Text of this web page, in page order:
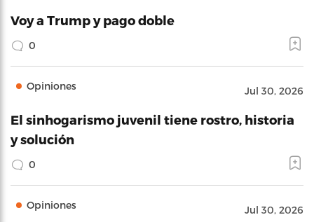
Voy a Trump y pago doble
0
Opiniones Jul 30, 2026
El sinhogarismo juvenil tiene rostro, historia
y solución
0
Opiniones Jul 30, 2026